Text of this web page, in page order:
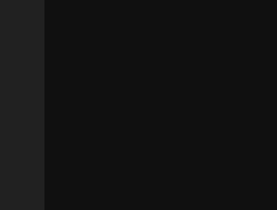
O sol é o
Domina a